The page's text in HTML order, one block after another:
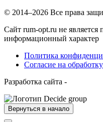
© 2014–2026 Все права
Сайт rum-opt.ru не
информационный характер
Политика
Согласие на
Разработка сайта -
Вернуться в начало